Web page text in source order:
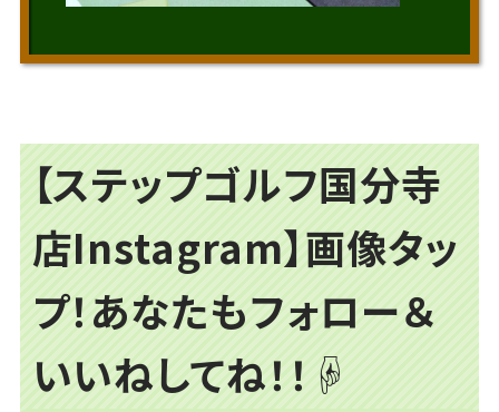
【ステップゴルフ国分寺
店Instagram】画像タッ
プ！あなたもフォロー＆
いいねしてね！！☟